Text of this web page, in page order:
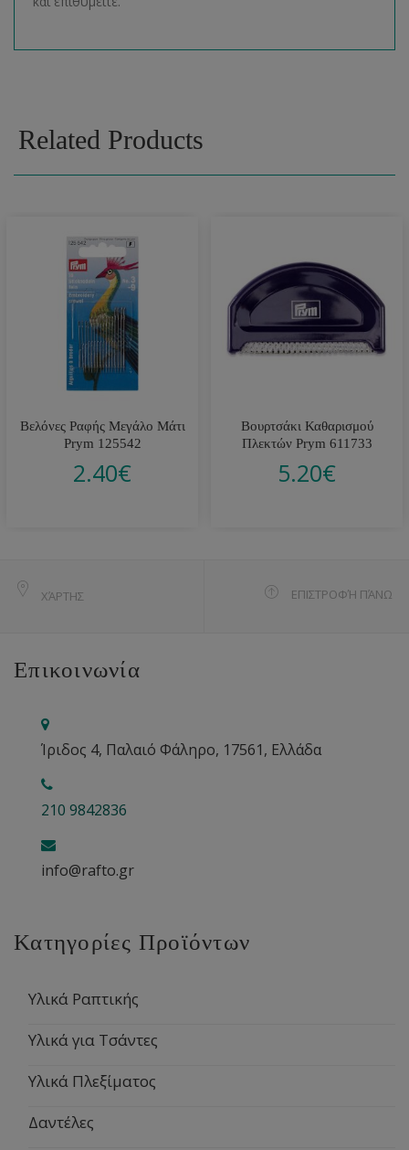
Related Products
Βελόνες Ραφής Μεγάλο Μάτι
Prym 125542
2.40€
Βουρτσάκι Καθαρισμού
Πλεκτών Prym 611733
5.20€
ΧΆΡΤΗΣ ΕΠΙΣΤΡΟΦΉ ΠΆΝΩ
Επικοινωνία
Ίριδος 4, Παλαιό Φάληρο, 17561, Ελλάδα
210 9842836
info@rafto.gr
Κατηγορίες Προϊόντων
Υλικά Ραπτικής
Υλικά για Τσάντες
Υλικά Πλεξίματος
Δαντέλες